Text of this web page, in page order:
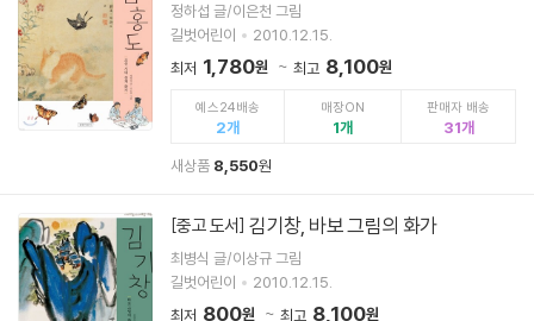
정하섭 글/이은천 그림
길벗어린이
2010.12.15.
최저 1,780원 최고 8,100원
예스24배송
2
매장ON
1
판매자 배송
31
새상품 8,550원
[중고 도서] 김기창, 바보 그림의 화가
최병식 글/이상규 그림
길벗어린이
2010.12.15.
최저 800원 최고 8,100원